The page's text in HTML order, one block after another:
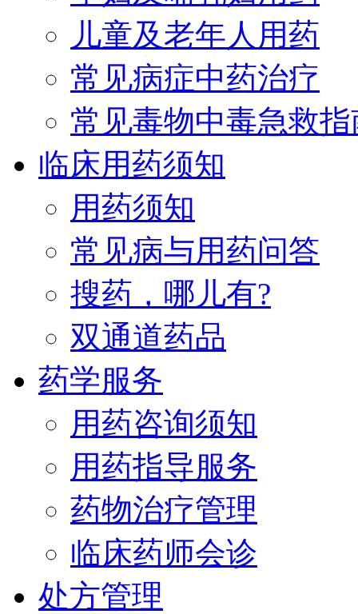
儿童及老年人用药
常见病症中药治疗
常见毒物中毒急救指
临床用药须知
用药须知
常见病与用药问答
搜药，哪儿有?
双通道药品
药学服务
用药咨询须知
用药指导服务
药物治疗管理
临床药师会诊
处方管理